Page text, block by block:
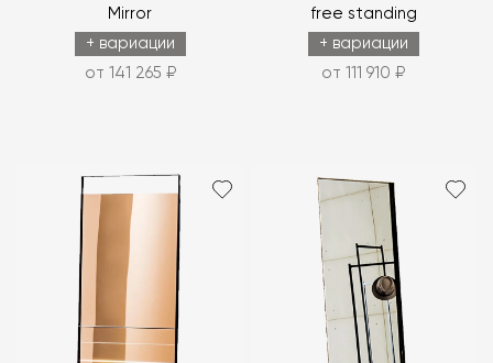
Mirror
+ вариации
от 141 265 ₽
free standing
+ вариации
от 111 910 ₽